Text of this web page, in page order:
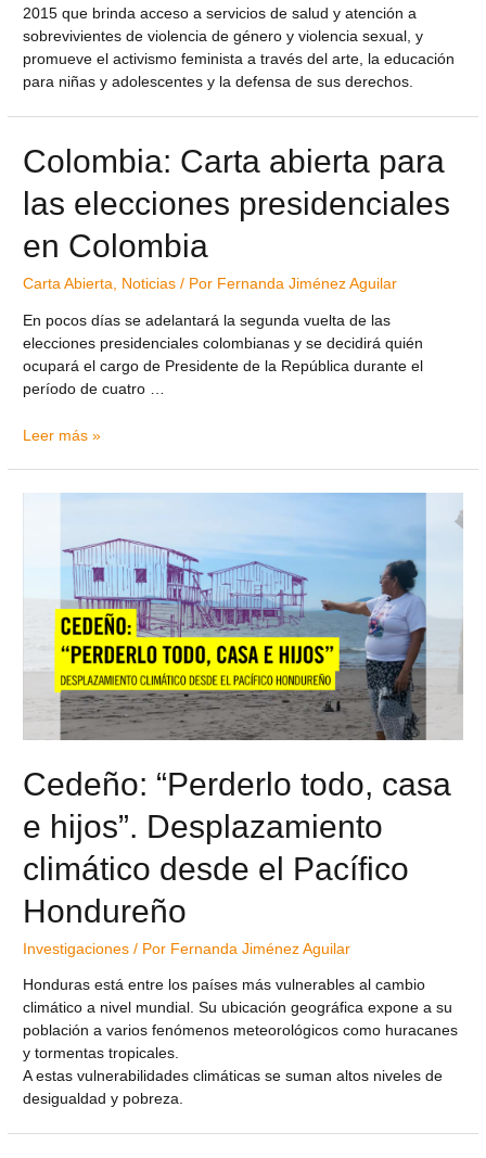
2015 que brinda acceso a servicios de salud y atención a
sobrevivientes de violencia de género y violencia sexual, y
promueve el activismo feminista a través del arte, la educación
para niñas y adolescentes y la defensa de sus derechos.
Colombia: Carta abierta para
las elecciones presidenciales
en Colombia
Carta Abierta, Noticias / Por Fernanda Jiménez Aguilar
En pocos días se adelantará la segunda vuelta de las
elecciones presidenciales colombianas y se decidirá quién
ocupará el cargo de Presidente de la República durante el
período de cuatro …
Leer más »
Cedeño: “Perderlo todo, casa
e hijos”. Desplazamiento
climático desde el Pacífico
Hondureño
Investigaciones / Por Fernanda Jiménez Aguilar
Honduras está entre los países más vulnerables al cambio
climático a nivel mundial. Su ubicación geográfica expone a su
población a varios fenómenos meteorológicos como huracanes
y tormentas tropicales.
A estas vulnerabilidades climáticas se suman altos niveles de
desigualdad y pobreza.